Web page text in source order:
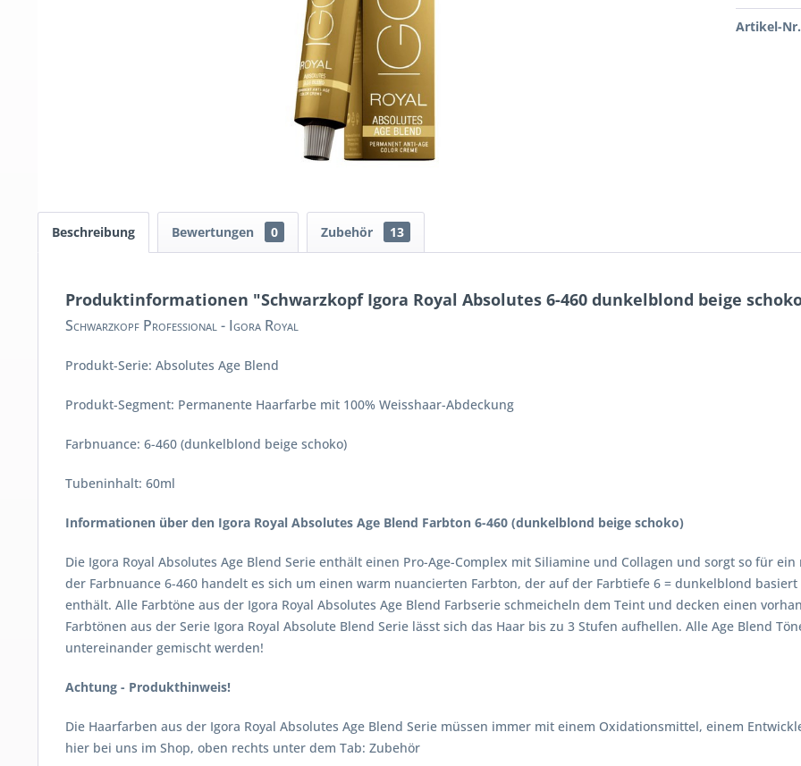
Artikel-
Beschreibung Bewertungen 0 Zubehör 13
Produktinformationen "Schwarzkopf Igora Royal Absolutes 6-460 dunkelblond beige
Schwarzkopf Professional - Igora Royal
Produkt-Serie: Absolutes Age Blend
Produkt-Segment: Permanente Haarfarbe mit 100% Weisshaar-Abdeckung
Farbnuance: 6-460 (dunkelblond beige schoko)
Tubeninhalt: 60ml
Informationen über den Igora Royal Absolutes Age Blend Farbton 6-460 (dunkelblond beige schoko)
Die Igora Royal Absolutes Age Blend Serie enthält einen Pro-Age-Complex mit Siliamine und Collagen und sorgt so für
der Farbnuance 6-460 handelt es sich um einen warm nuancierten Farbton, der auf der Farbtiefe 6 = dunkelblond
enthält. Alle Farbtöne aus der Igora Royal Absolutes Age Blend Farbserie schmeicheln dem Teint und decken einen
Farbtönen aus der Serie Igora Royal Absolute Blend Serie lässt sich das Haar bis zu 3 Stufen aufhellen. Alle Age Blend
untereinander gemischt werden!
Achtung - Produkthinweis!
Die Haarfarben aus der Igora Royal Absolutes Age Blend Serie müssen immer mit einem Oxidationsmittel, einem
hier bei uns im Shop, oben rechts unter dem Tab: Zubehör